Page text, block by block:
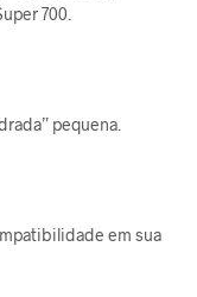
700.
pequena.
em sua